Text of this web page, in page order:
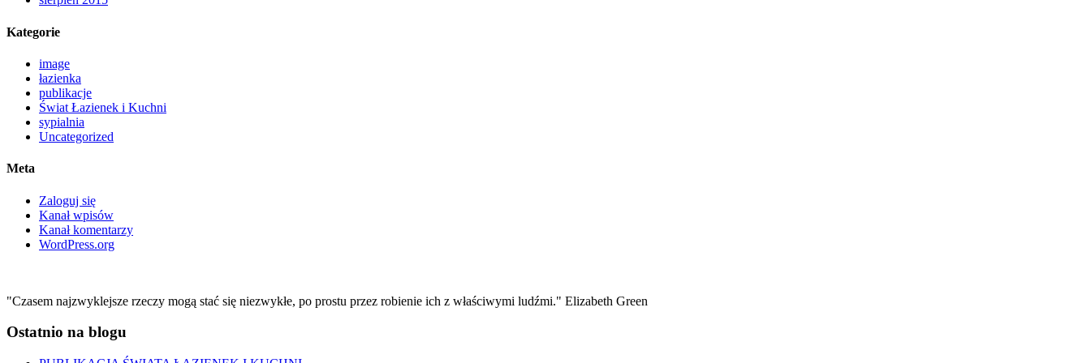
Kategorie
image
łazienka
publikacje
Świat Łazienek i Kuchni
sypialnia
Uncategorized
Meta
Zaloguj się
Kanał wpisów
Kanał komentarzy
WordPress.org
"Czasem najzwyklejsze rzeczy mogą stać się niezwykłe, po prostu przez robienie ich z właściwymi ludźmi." Elizabeth Green
Ostatnio na blogu